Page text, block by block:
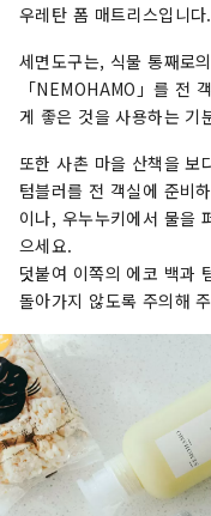
우레탄 폼 매트리스입니다.
세면도구는, 식물 통째로
「NEMOHAMO」를 전
게 좋은 것을 사용하는 기
또한 사촌 마을 산책을 보
텀블러를 전 객실에 준비
이나, 우누누키에서 물을
으세요.
덧붙여 이쪽의 에코 백과
돌아가지 않도록 주의해